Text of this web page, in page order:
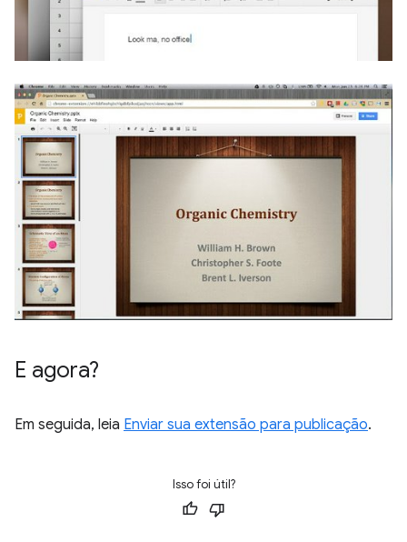
E agora?
Em seguida, leia Enviar sua extensão para publicação.
Isso foi útil?